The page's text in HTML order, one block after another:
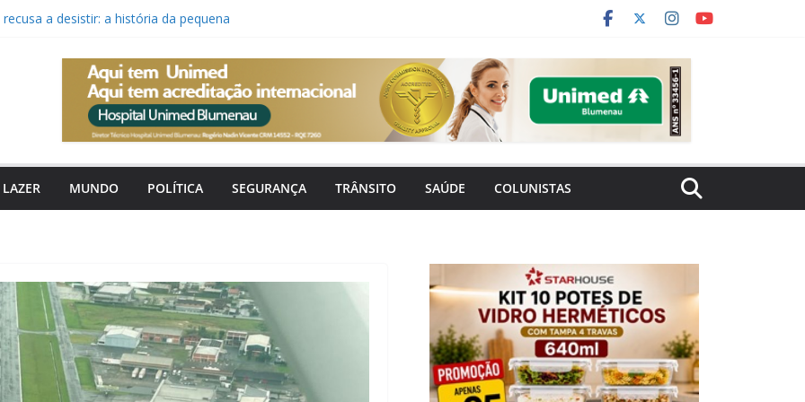
a desistir: a história da pequena
faz 20 anos com aumento de
e recorde de ameaças em Santa
forma no oceano e frente fria traz ventos
Santa Catarina
promove concerto gratuito de música
em Blumenau
LAZER MUNDO POLÍTICA SEGURANÇA TRÂNSITO SAÚDE COLUNISTAS